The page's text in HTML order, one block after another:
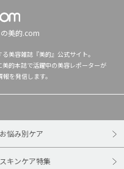
美的.com
美容雑誌『美的』公式サイト。
美的本誌で活躍中の美容レポーターが
を発信します。
お悩み別ケア
スキンケア特集